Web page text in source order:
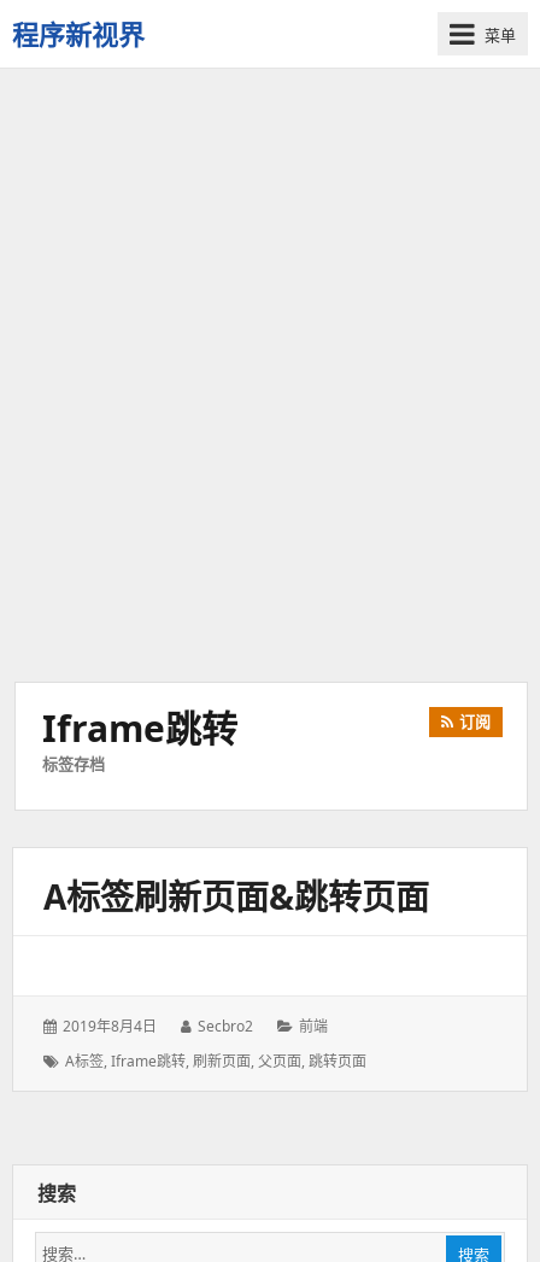
程序新视界
开
菜单
Iframe跳转
标签存档
订阅
A标签刷新页面&跳转页面
发
于：
2019年8月4日
作
者：
Secbro2
分
类：
前端
标
A标签,Iframe跳转,刷新页面, 父页面,跳转页面
搜索
搜
搜索